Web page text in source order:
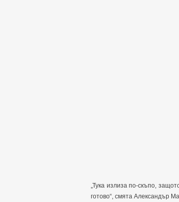
„Тука излиза по-скъпо,
готово“, смята Александър